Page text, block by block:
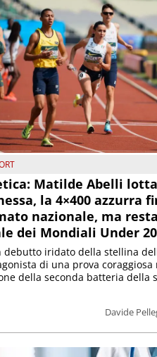
Matilde Abelli
la 4×400 azzurra
nazionale, ma
dei Mondiali Under 20
Davide
debutto iridato della stellina
di una prova
della seconda batteria della